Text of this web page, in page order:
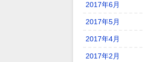
2017年6月
2017年5月
2017年4月
2017年2月